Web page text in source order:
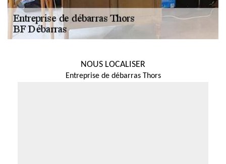
NOUS LOCALISER
Entreprise de débarras Thors